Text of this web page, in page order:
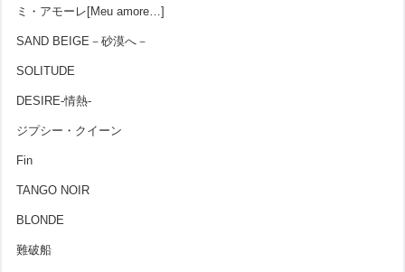
ミ・アモーレ[Meu amore…]
SAND BEIGE－砂漠へ－
SOLITUDE
DESIRE-情熱-
ジプシー・クイーン
Fin
TANGO NOIR
BLONDE
難破船